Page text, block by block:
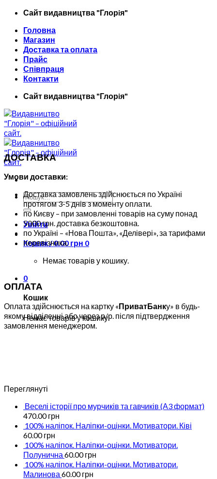
Skip
content
Сайт видавництва "Глорiя"
Головна
Магазин
Доставка та оплата
Прайс
Співпраця
Контакти
Сайт видавництва "Глорiя"
Шукати:
Увійти
Кошик /0.00 грн 0
Немає товарів у кошику.
0
Кошик
Немає товарів у кошику.
ДОСТАВКА
Умови доставки:
Доставка замовлень здійснюється по Україні
протягом 3-5 днів з моменту оплати.
по Києву – при замовленні товарів на суму понад
5000 грн. доставка безкоштовна.
по Україні – «Нова Пошта», «Делівері», за тарифами
перевізника.
ОПЛАТА
Оплата здійснюється на картку «ПриватБанку» в будь-
якому відділенні або через р/р. після підтвердження
замовлення менеджером.
Переглянуті
Веселі історії про мурчиків та гавчиків (А3 формат)
470.00грн
100% наліпок. Наліпки-оцінки. Мотиватори. Ківі
60.00грн
100% наліпок. Наліпки-оцінки. Мотиватори.
Полунична 60.00грн
100% наліпок. Наліпки-оцінки. Мотиватори.
Малинова 60.00грн